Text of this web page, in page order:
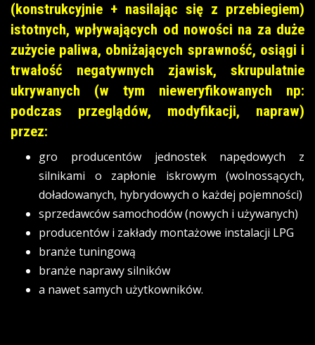
(konstrukcyjnie + nasilając się z przebiegiem)
istotnych, wpływających od nowości na za duże
zużycie paliwa, obniżających sprawność, osiągi i
trwałość negatywnych zjawisk, skrupulatnie
ukrywanych (w tym nieweryfikowanych np:
podczas przeglądów, modyfikacji, napraw)
przez:
gro producentów jednostek napędowych z
silnikami o zapłonie iskrowym (wolnossących,
doładowanych, hybrydowych o każdej pojemności)
sprzedawców samochodów (nowych i używanych)
producentów i zakłady montażowe instalacji LPG
branże tuningową
branże naprawy silników
a nawet samych użytkowników.